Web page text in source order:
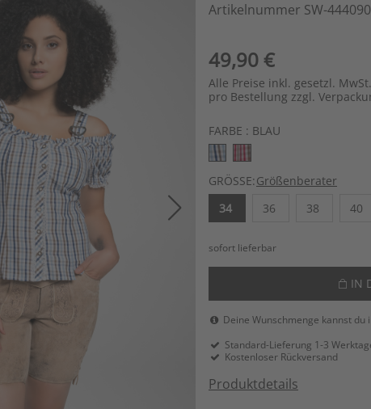
Artikelnummer SW-
49,90 €
Alle Preise inkl. gesetzl.
pro Bestellung zzgl.
FARBE : BLAU
GRÖSSE:Größenberater
34
36 38 40
sofort lieferbar
IN
Deine Wunschmenge kannst du
Standard-Lieferung 1-3
Kostenloser Rückversand
Produktdetails